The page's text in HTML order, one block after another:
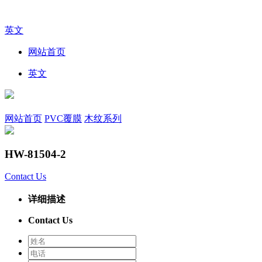
英文
网站首页
英文
网站首页 PVC覆膜 木纹系列
HW-81504-2
Contact Us
详细描述
Contact Us